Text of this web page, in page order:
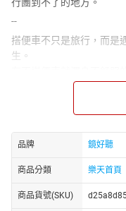
--
搭便車不只是旅行，而是
生。
車，足跡橫跨南美、歐洲
不是一件隨機的事》這本
李易安的第一次便車行是
這個移動方式，能鑽入
而且搭便車看似隨機，實
選擇為了旅人停下車的
「一定存在著什麼」，搭
品牌 鏡好聽
商品分類 樂天首頁
商品貨號(SKU)